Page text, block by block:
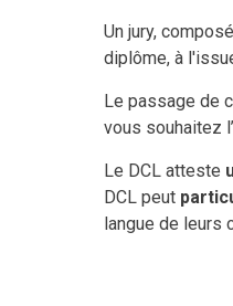
Un jury,
diplôme, à
Le passage de
vous souhaitez
Le DCL atteste
DCL peut
langue de leurs